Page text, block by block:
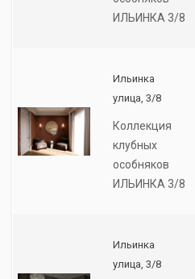
ИЛЬИНКА 3/8
Ильинка
улица, 3/8
Коллекция
клубных
особняков
ИЛЬИНКА 3/8
Ильинка
улица, 3/8